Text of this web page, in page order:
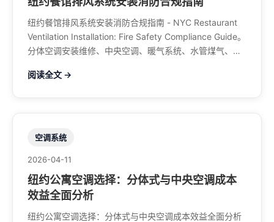
纽约餐馆排风系统安装消防合规指南 - NYC Restaurant
Ventilation Installation: Fire Safety Compliance Guide。
分体空调安装维修、中央空调、暖气系统、水管煤气、餐
阅读全文 →
空调系统
2026-04-11
纽约公寓空调选择：分体式与中央空调成本
效益全面分析
纽约公寓空调选择：分体式与中央空调成本效益全面分析